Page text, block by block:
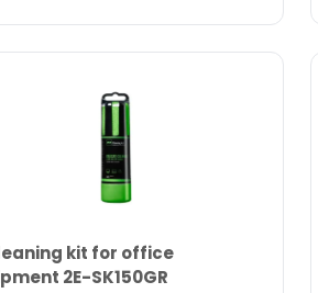
kit for office
2E-SK150GR